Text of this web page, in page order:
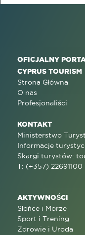
OFICJALNY
CYPRUS TOURISM
Strona Główna
O nas
Profesjonaliści
KONTAKT
Ministerstwo
Informacje
Skargi turystów:
T: (+357) 22691100
AKTYWNOŚCI
Słońce i Morze
Sport i Trening
Zdrowie i Uroda